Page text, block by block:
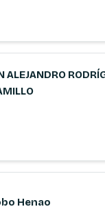
ALEJANDRO
Henao